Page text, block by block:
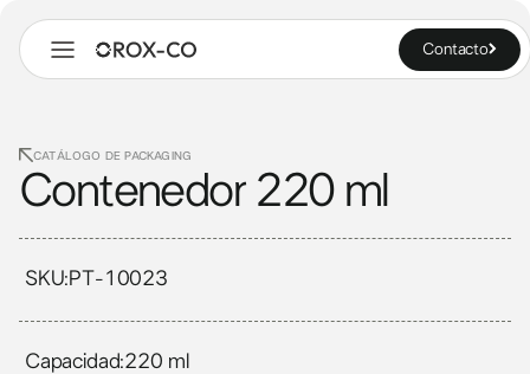
Contacto
CATÁLOGO DE PACKAGING
Contenedor 220 ml
SKU:PT-10023
Capacidad:220 ml